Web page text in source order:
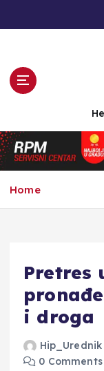
n
t
e
Home
Pretres
i droga
Hip_Urednik
0 Comments